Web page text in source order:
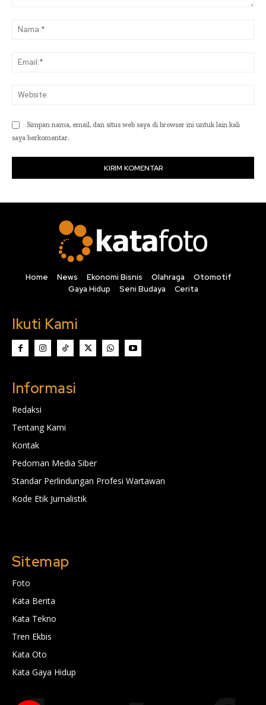
Simpan nama, email, dan situs web saya di browser ini untuk lain kali
saya berkomentar.
Home News Ekonomi Bisnis Olahraga
Otomotif
Gaya Hidup
Seni Budaya Cerita
Ikuti Kami
Informasi
Redaksi
Tentang Kami
Kontak
Pedoman Media Siber
Standar Perlindungan Profesi Wartawan
Kode Etik Jurnalistik
Sitemap
Foto
Kata Berita
Kata Tekno
Tren Ekbis
Kata Oto
Kata Gaya Hidup